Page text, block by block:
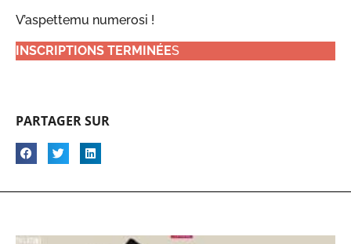
V’aspettemu numerosi !
INSCRIPTIONS TERMINÉES
PARTAGER SUR